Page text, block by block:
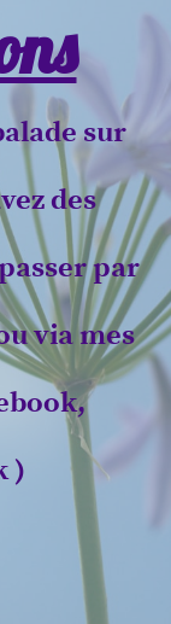
sur
des
par
via mes
)